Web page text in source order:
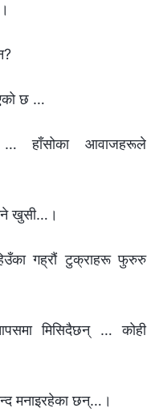
छ …
हाँसोका आवाजहरूले
खुसी…।
गह्रौं टुक्राहरू फुरुरु
मिसिदैछन् … कोही
मनाइरहेका छन्…।